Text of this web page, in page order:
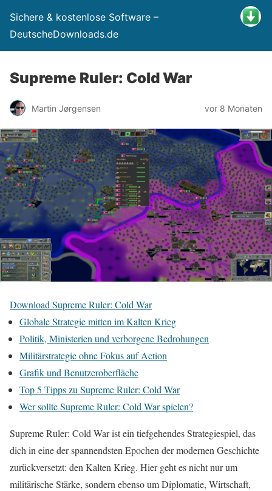
Sichere & kostenlose Software –
DeutscheDownloads.de
Supreme Ruler: Cold War
Martin Jørgensen vor 8 Monaten
Download Supreme Ruler: Cold War
Globale Strategie mitten im Kalten Krieg
Politik, Ministerien und verborgene Bedrohungen
Militärstrategie ohne Fokus auf Action
Grafik und Benutzeroberfläche
Top 5 Tipps zu Supreme Ruler: Cold War
Wer sollte Supreme Ruler: Cold War spielen?
Supreme Ruler: Cold War ist ein tiefgehendes Strategiespiel, das
dich in eine der spannendsten Epochen der modernen Geschichte
zurückversetzt: den Kalten Krieg. Hier geht es nicht nur um
militärische Stärke, sondern ebenso um Diplomatie, Wirtschaft,